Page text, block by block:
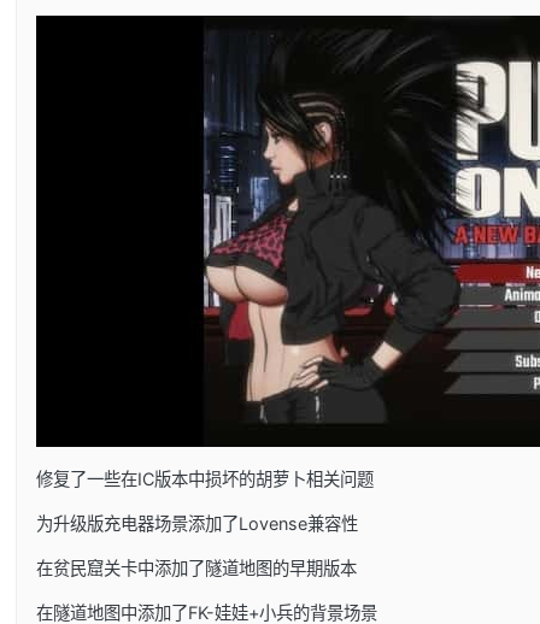
修复了一些在IC版本中损坏的胡萝卜相关问题
为升级版充电器场景添加了Lovense兼容性
在贫民窟关卡中添加了隧道地图的早期版本
在隧道地图中添加了FK-娃娃+小兵的背景场景